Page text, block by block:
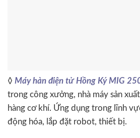
◊ Máy hàn điện tử Hồng Ký MIG
trong công xưởng, nhà máy sản
hàng cơ khí. Ứng dụng trong lĩnh
động hóa, lắp đặt robot, thiết bị.